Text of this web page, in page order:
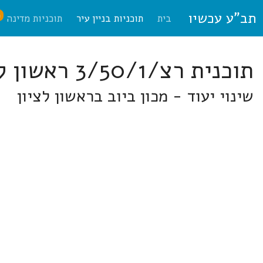
תב"ע עכשיו בית תוכניות בניין עיר תוכניות מדינה
תוכנית רצ/3/50/1 ראשון לציון
שינוי יעוד - מכון ביוב בראשון לציון